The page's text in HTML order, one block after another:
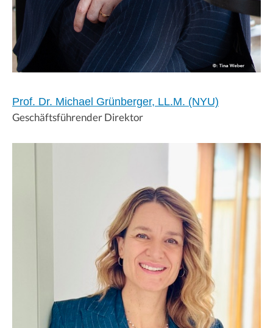
Prof. Dr. Michael Grünberger, LL.M. (NYU)
Geschäftsführender Direktor